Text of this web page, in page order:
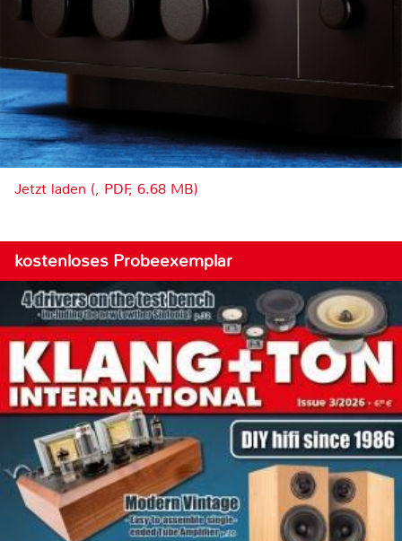
Jetzt laden (, PDF, 6.68 MB)
kostenloses Probeexemplar